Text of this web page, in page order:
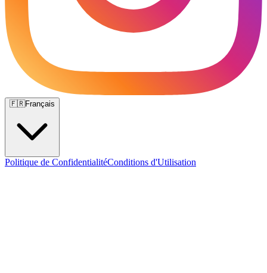
🇫🇷Français
Politique de ConfidentialitéConditions d'Utilisation